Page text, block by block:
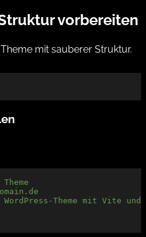
vorbereiten
mit sauberer Struktur.
Theme mit Vite